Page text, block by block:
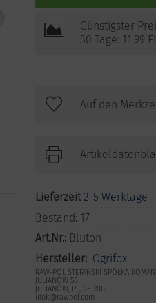
Günstigster
30 Tage: 11,99
Lieferzeit 2-5 Werktage
Bestand: 17
Art.Nr.: Bluton
Hersteller: Ogrifox
RAW-POL STEFAŃSKI SPÓŁKA
JULIANÓW 50,
JULIANÓW, PL, 96-200
idok@rawpol.com